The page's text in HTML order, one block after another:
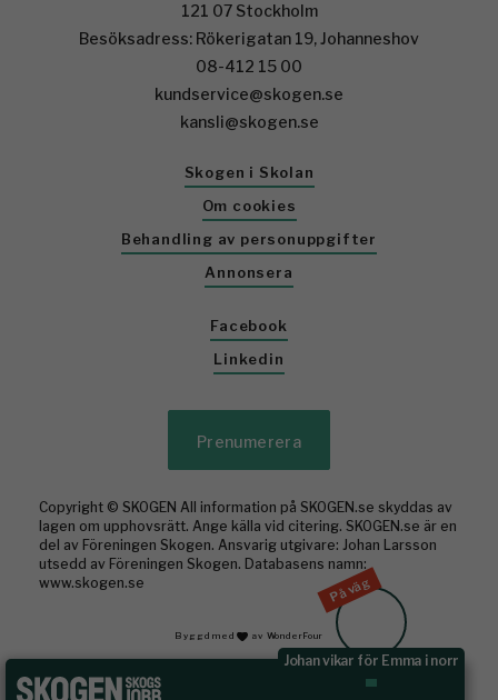
På väg
Johan vikar för Emma i norr
121 07 Stockholm
Besöksadress: Rökerigatan 19, Johanneshov
08-412 15 00
kundservice@skogen.se
kansli@skogen.se
Skogen i Skolan
Om cookies
Behandling av personuppgifter
Annonsera
Facebook
Linkedin
Prenumerera
Copyright © SKOGEN All information på SKOGEN.se skyddas av
lagen om upphovsrätt. Ange källa vid citering. SKOGEN.se är en
del av Föreningen Skogen. Ansvarig utgivare: Johan Larsson
utsedd av Föreningen Skogen. Databasens namn:
www.skogen.se
Byggd med av WonderFour